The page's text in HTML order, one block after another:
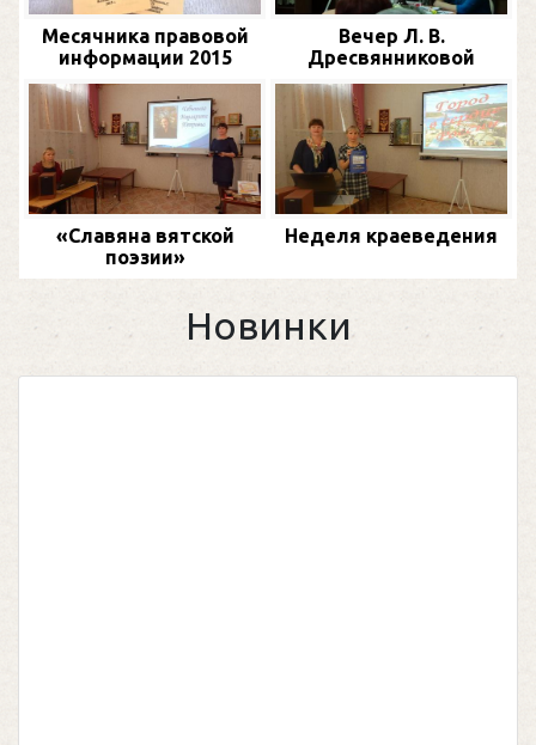
Месячника правовой
информации 2015
Вечер Л. В.
Дресвянниковой
«Славяна вятской
поэзии»
Неделя краеведения
Новинки